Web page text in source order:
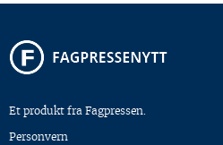
Et produkt fra Fagpressen.
Personvern